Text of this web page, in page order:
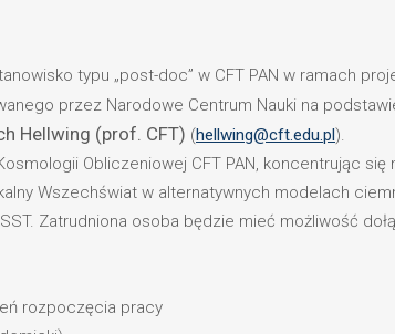
typu „post-doc” w CFT PAN w ramach
przez Narodowe Centrum Nauki na
Hellwing (prof. CFT) (hellwing@cft.edu.pl).
Obliczeniowej CFT PAN, koncentrując się
Wszechświat w alternatywnych modelach
Zatrudniona osoba będzie mieć możliwość
rozpoczęcia pracy